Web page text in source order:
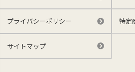
プライバシーポリシー 特定
サイトマップ